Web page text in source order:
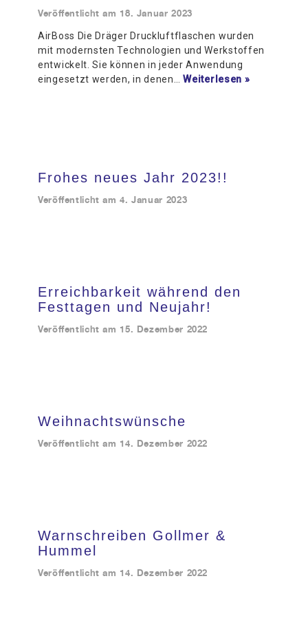
Veröffentlicht am 18. Januar 2023
AirBoss Die Dräger Druckluftflaschen wurden
mit modernsten Technologien und Werkstoffen
entwickelt. Sie können in jeder Anwendung
eingesetzt werden, in denen…Weiterlesen »
Frohes neues Jahr 2023!!
Veröffentlicht am4. Januar 2023
Erreichbarkeit während den
Festtagen und Neujahr!
Veröffentlicht am 15. Dezember 2022
Weihnachtswünsche
Veröffentlicht am 14. Dezember 2022
Warnschreiben Gollmer &
Hummel
Veröffentlicht am 14. Dezember 2022